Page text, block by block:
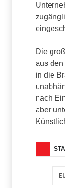
Die
aus
in die
nach
aber